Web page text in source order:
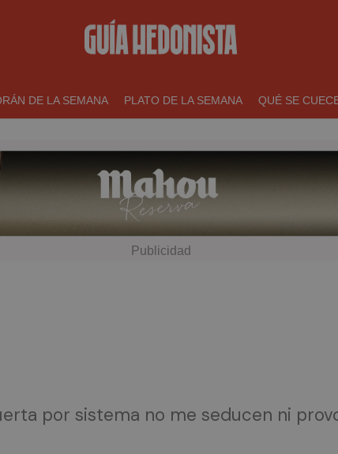
DE LA SEMANA PLATO DE LA SEMANA QUÉ SE
por sistema no me seducen ni